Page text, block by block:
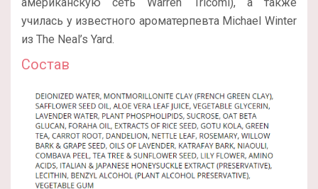
училась у известного ароматерпевта Michael Winter
из The Neal’s Yard.
Состав